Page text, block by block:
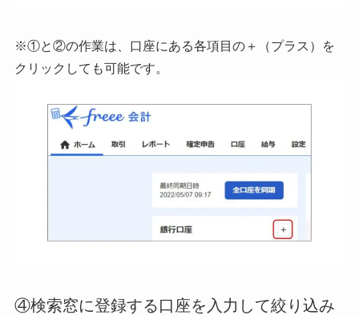
※①と②の作業は、口座にある各項目の＋（プラス）を
クリックしても可能です。
④検索窓に登録する口座を入力して絞り込み